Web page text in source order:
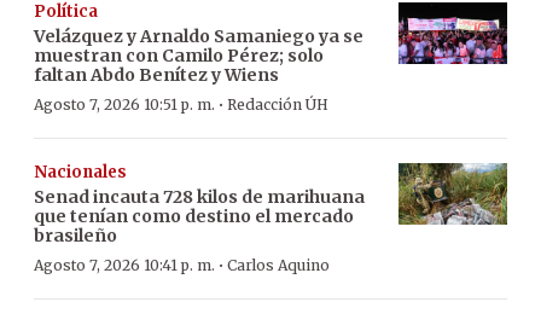
Política
Velázquez y Arnaldo Samaniego ya se
muestran con Camilo Pérez; solo
faltan Abdo Benítez y Wiens
Agosto 7, 2026 10:51 p. m. · Redacción ÚH
Nacionales
Senad incauta 728 kilos de marihuana
que tenían como destino el mercado
brasileño
Agosto 7, 2026 10:41 p. m. · Carlos Aquino